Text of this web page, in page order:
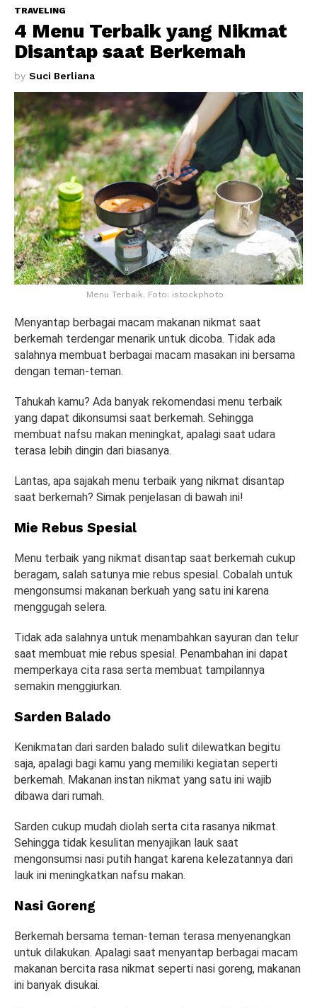
TRAVELING
4 Menu Terbaik yang Nikmat
Disantap saat Berkemah
by Suci Berliana
Menu Terbaik. Foto: istockphoto
Menyantap berbagai macam makanan nikmat saat
berkemah terdengar menarik untuk dicoba. Tidak ada
salahnya membuat berbagai macam masakan ini bersama
dengan teman-teman.
Tahukah kamu? Ada banyak rekomendasi menu terbaik
yang dapat dikonsumsi saat berkemah. Sehingga
membuat nafsu makan meningkat, apalagi saat udara
terasa lebih dingin dari biasanya.
Lantas, apa sajakah menu terbaik yang nikmat disantap
saat berkemah? Simak penjelasan di bawah ini!
Mie Rebus Spesial
Menu terbaik yang nikmat disantap saat berkemah cukup
beragam, salah satunya mie rebus spesial. Cobalah untuk
mengonsumsi makanan berkuah yang satu ini karena
menggugah selera.
Tidak ada salahnya untuk menambahkan sayuran dan telur
saat membuat mie rebus spesial. Penambahan ini dapat
memperkaya cita rasa serta membuat tampilannya
semakin menggiurkan.
Sarden Balado
Kenikmatan dari sarden balado sulit dilewatkan begitu
saja, apalagi bagi kamu yang memiliki kegiatan seperti
berkemah. Makanan instan nikmat yang satu ini wajib
dibawa dari rumah.
Sarden cukup mudah diolah serta cita rasanya nikmat.
Sehingga tidak kesulitan menyajikan lauk saat
mengonsumsi nasi putih hangat karena kelezatannya dari
lauk ini meningkatkan nafsu makan.
Nasi Goreng
Berkemah bersama teman-teman terasa menyenangkan
untuk dilakukan. Apalagi saat menyantap berbagai macam
makanan bercita rasa nikmat seperti nasi goreng, makanan
ini banyak disukai.